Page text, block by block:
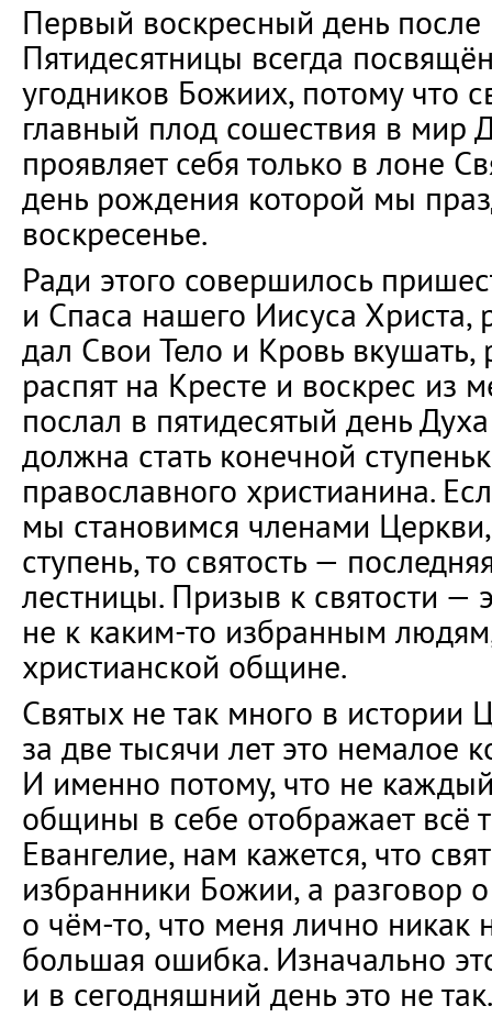
Первый воскресный день после
Пятидесятницы всегда
угодников Божиих, потому что
главный плод сошествия в мир
проявляет себя только в лоне
день рождения которой мы
воскресенье.
Ради этого совершилось
и Спаса нашего Иисуса Христа,
дал Свои Тело и Кровь
распят на Кресте и воскрес из
послал в пятидесятый день Духа
должна стать конечной
православного христианина.
мы становимся членами
ступень, то святость —
лестницы. Призыв к святости —
не к каким-то избранным
христианской общине.
Святых не так много в истории
за две тысячи лет это немалое
И именно потому, что не
общины в себе отображает всё
Евангелие, нам кажется, что
избранники Божии, а разговор
о чём-то, что меня лично никак
большая ошибка. Изначально
и в сегодняшний день это не так.